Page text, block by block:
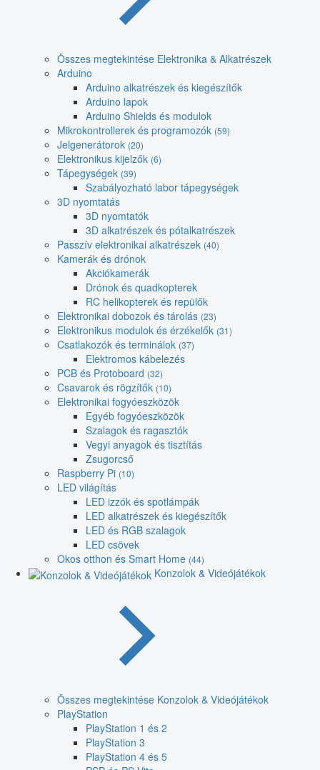
Összes megtekintése Elektronika & Alkatrészek
Arduino
Arduino alkatrészek és kiegészítők
Arduino lapok
Arduino Shields és modulok
Mikrokontrollerek és programozók (59)
Jelgenerátorok (20)
Elektronikus kijelzők (6)
Tápegységek (39)
Szabályozható labor tápegységek
3D nyomtatás
3D nyomtatók
3D alkatrészek és pótalkatrészek
Passzív elektronikai alkatrészek (40)
Kamerák és drónok
Akciókamerák
Drónok és quadkopterek
RC helikopterek és repülők
Elektronikai dobozok és tárolás (23)
Elektronikus modulok és érzékelők (31)
Csatlakozók és terminálok (37)
Elektromos kábelezés
PCB és Protoboard (32)
Csavarok és rögzítők (10)
Elektronikai fogyóeszközök
Egyéb fogyóeszközök
Szalagok és ragasztók
Vegyi anyagok és tisztítás
Zsugorcső
Raspberry Pi (10)
LED világítás
LED izzók és spotlámpák
LED alkatrészek és kiegészítők
LED és RGB szalagok
LED csövek
Okos otthon és Smart Home (44)
Konzolok & Videójátékok
Összes megtekintése Konzolok & Videójátékok
PlayStation
PlayStation 1 és 2
PlayStation 3
PlayStation 4 és 5